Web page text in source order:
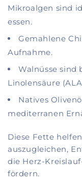
Mikroalgen sind
essen.
Gemahlene
Aufnahme.
Walnüsse sind
Linolensäure
Natives
mediterranen
Diese Fette
auszugleichen,
die Herz-
fördern.